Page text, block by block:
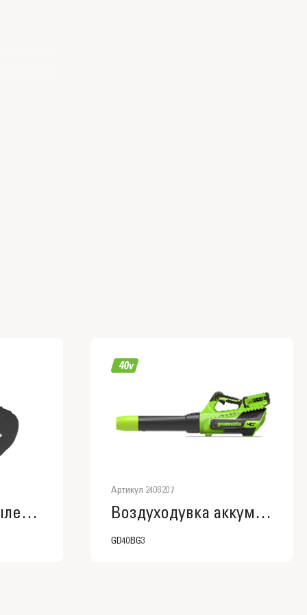
Воздуходувка-пылесос аккумуляторная Greenworks GD60BVII, 60V, бесщеточная, без АКБ и ЗУ (2409307)
Артикул 2408207
Воздуходувка аккумуляторная Greenworks Арт. 2408207, 40V, без АКБ и ЗУ
GD40BG3